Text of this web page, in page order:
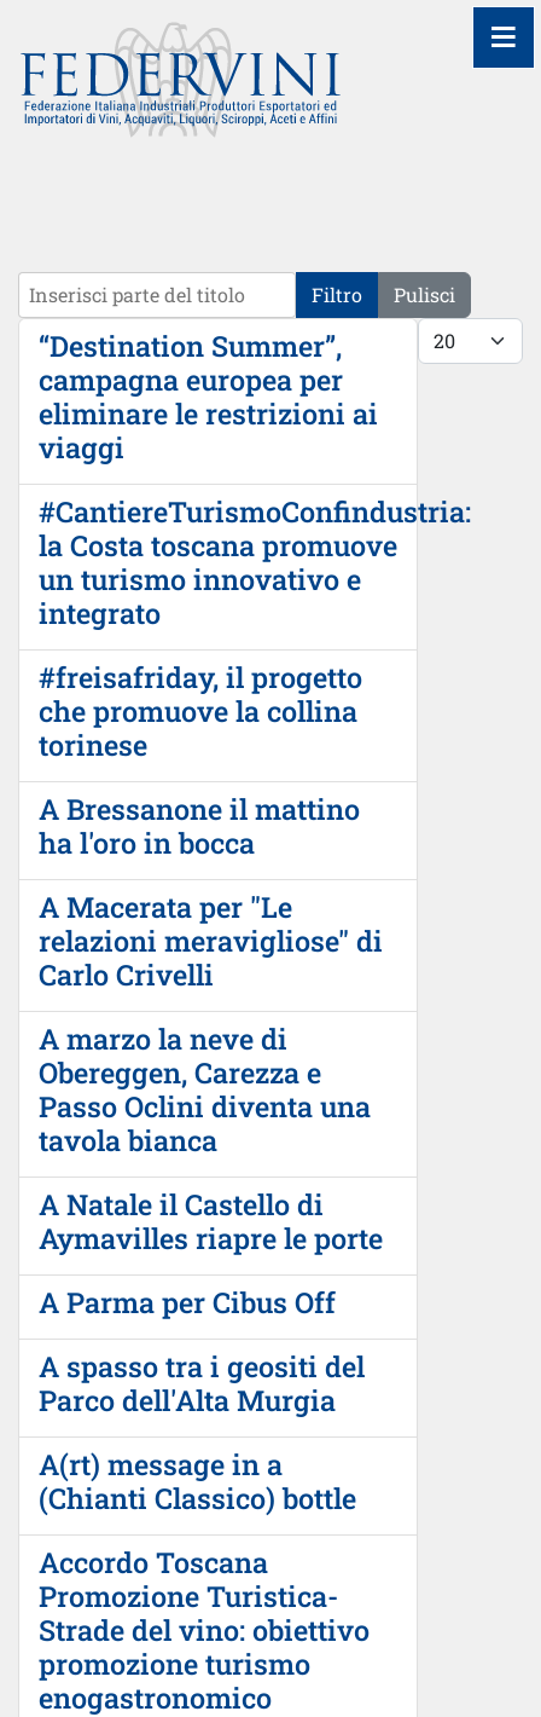
Inserisci parte del titolo Filtro
Pulisci
Visualizza #
“Destination Summer”,
campagna europea per
eliminare le restrizioni ai
viaggi
#CantiereTurismoConfindustria:
la Costa toscana promuove
un turismo innovativo e
integrato
#freisafriday, il progetto
che promuove la collina
torinese
A Bressanone il mattino
ha l'oro in bocca
A Macerata per "Le
relazioni meravigliose" di
Carlo Crivelli
A marzo la neve di
Obereggen, Carezza e
Passo Oclini diventa una
tavola bianca
A Natale il Castello di
Aymavilles riapre le porte
A Parma per Cibus Off
A spasso tra i geositi del
Parco dell'Alta Murgia
A(rt) message in a
(Chianti Classico) bottle
Accordo Toscana
Promozione Turistica-
Strade del vino: obiettivo
promozione turismo
enogastronomico
≡